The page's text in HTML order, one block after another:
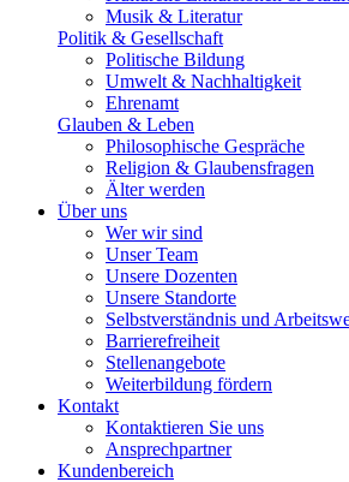
Musik & Literatur
Politik & Gesellschaft
Politische Bildung
Umwelt & Nachhaltigkeit
Ehrenamt
Glauben & Leben
Philosophische Gespräche
Religion & Glaubensfragen
Älter werden
Über uns
Wer wir sind
Unser Team
Unsere Dozenten
Unsere Standorte
Selbstverständnis und
Barrierefreiheit
Stellenangebote
Weiterbildung fördern
Kontakt
Kontaktieren Sie uns
Ansprechpartner
Kundenbereich